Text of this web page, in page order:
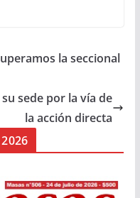
la seccional
sede por la vía de
la acción directa